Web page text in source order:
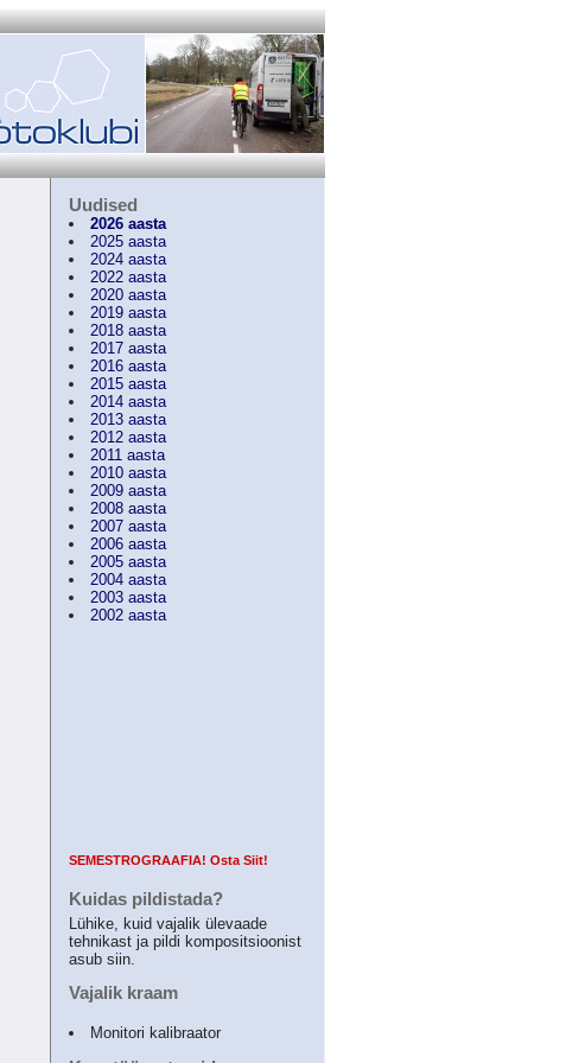
Uudised
2026 aasta
2025 aasta
2024 aasta
2022 aasta
2020 aasta
2019 aasta
2018 aasta
2017 aasta
2016 aasta
2015 aasta
2014 aasta
2013 aasta
2012 aasta
2011 aasta
2010 aasta
2009 aasta
2008 aasta
2007 aasta
2006 aasta
2005 aasta
2004 aasta
2003 aasta
2002 aasta
SEMESTROGRAAFIA! Osta Siit!
Kuidas pildistada?
Lühike, kuid vajalik ülevaade
tehnikast ja pildi kompositsioonist
asub siin.
Vajalik kraam
Monitori kalibraator